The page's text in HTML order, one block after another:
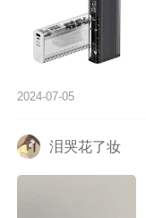
2024-07-05
泪哭花了妆